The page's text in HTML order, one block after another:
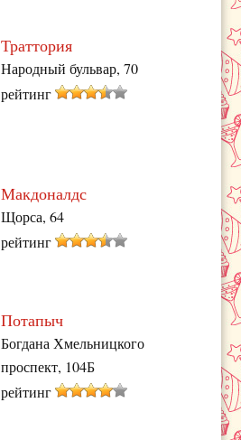
Траттория
Народный бульвар, 70
рейтинг
Макдоналдс
Щорса, 64
рейтинг
Потапыч
Богдана Хмельницкого
проспект, 104Б
рейтинг